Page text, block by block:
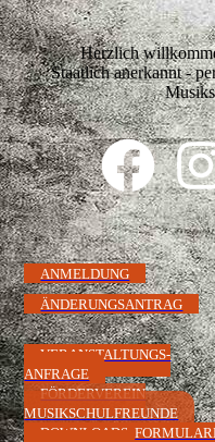
Herzlich
Staatlich anerkannt -
ANMELDUNG
ÄNDERUNGSANTRAG
VERANSTALTUNGS-
ANFRAGE
FÖRDERVEREIN
MUSIKSCHULFREUNDE
DOWNLOADS,